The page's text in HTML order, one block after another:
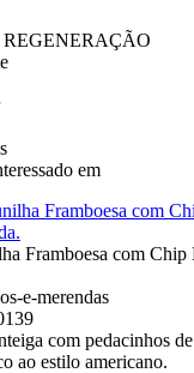
em
Framboesa com Chip
e-merendas
com pedacinhos
ao estilo americano.